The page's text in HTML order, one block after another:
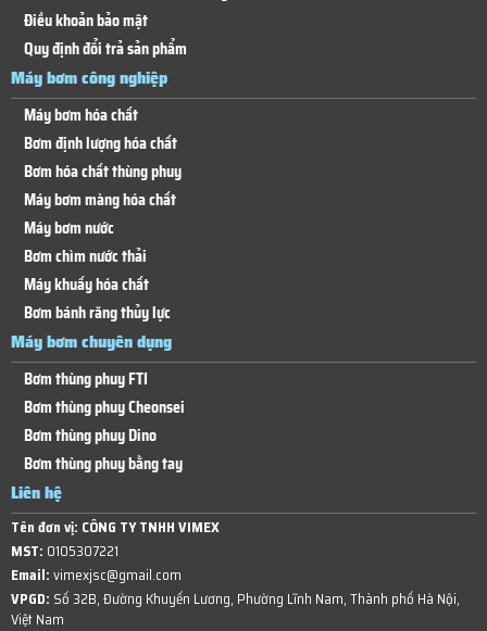
Điều khoản bảo mật
Quy định đổi trả sản phẩm
Máy bơm công nghiệp
Máy bơm hóa chất
Bơm định lượng hóa chất
Bơm hóa chất thùng phuy
Máy bơm màng hóa chất
Máy bơm nước
Bơm chìm nước thải
Máy khuấy hóa chất
Bơm bánh răng thủy lực
Máy bơm chuyên dụng
Bơm thùng phuy FTI
Bơm thùng phuy Cheonsei
Bơm thùng phuy Dino
Bơm thùng phuy bằng tay
Liên hệ
Tên đơn vị: CÔNG TY TNHH VIMEX
MST: 0105307221
Email:vimexjsc@gmail.com
VPGD: Số 32B, Đường Khuyến Lương, Phường Lĩnh Nam, Thành phố Hà Nội,
Việt Nam